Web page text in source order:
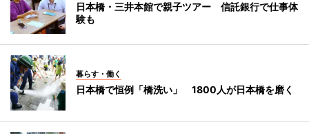
日本橋・三井本館で親子ツアー 信託銀行で仕事体
験も
暮らす・働く
日本橋で恒例「橋洗い」 1800人が日本橋を磨く